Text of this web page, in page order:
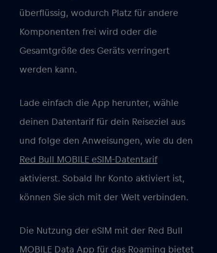
überflüssig, wodurch Platz für andere
Komponenten frei wird oder die
Gesamtgröße des Geräts verringert
werden kann.
Lade einfach die App herunter, wähle
deinen Datentarif für dein Reiseziel aus
und folge den Anweisungen, wie du den
Red Bull MOBILE eSIM-Datentarif
aktivierst. Sobald Ihr Konto aktiviert ist,
können Sie sich mit der Welt verbinden.
Die Nutzung der eSIM mit der Red Bull
MOBILE Data App für das Roaming bietet